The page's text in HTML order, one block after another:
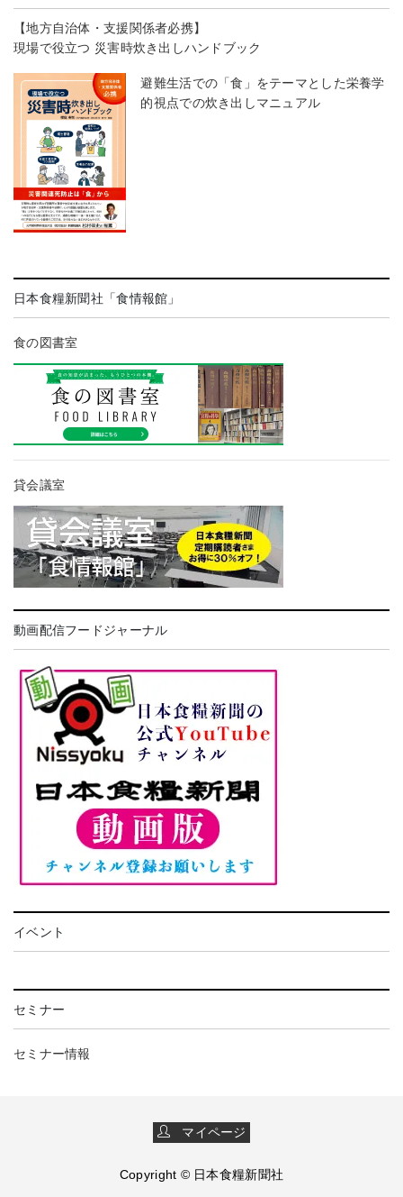
【地方自治体・支援関係者必携】
現場で役立つ 災害時炊き出しハンドブック
避難生活での「食」をテーマとした栄養学
的視点での炊き出しマニュアル
日本食糧新聞社「食情報館」
食の図書室
貸会議室
動画配信フードジャーナル
イベント
セミナー
セミナー情報
マイページ
Copyright © 日本食糧新聞社